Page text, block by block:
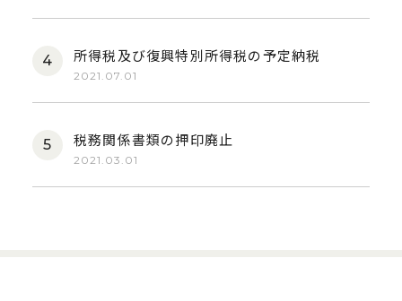
所得税及び復興特別所得税の予定納税
2021.07.01
税務関係書類の押印廃止
2021.03.01